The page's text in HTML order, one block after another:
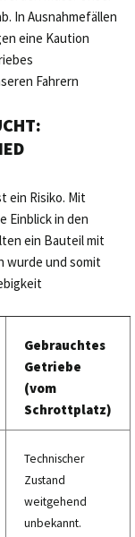
In Ausnahmefällen
eine Kaution
Fahrern
ein Risiko. Mit
Einblick in den
ein Bauteil mit
wurde und somit
Gebrauchtes
Getriebe
(vom
Schrottplatz)
Technischer
Zustand
weitgehend
unbekannt.